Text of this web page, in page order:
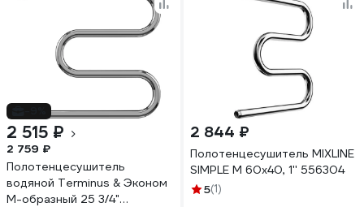
2 515 ₽
2 759 ₽
Полотенцесушитель
водяной Terminus & Эконом
М-образный 25 3/4"
2 844 ₽
Полотенцесушитель MIXLINE
SIMPLE M 60x40, 1'' 556304
5(1)